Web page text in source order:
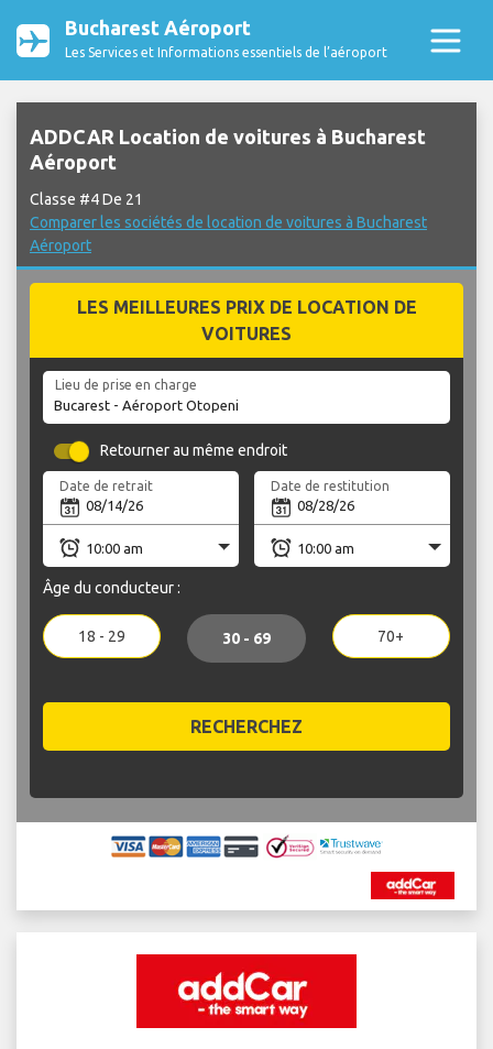
Bucharest Aéroport
Les Services et Informations essentiels de l’aéroport
ADDCAR Location de voitures à Bucharest
Aéroport
Classe #4 De 21
Comparer les sociétés de location de voitures à Bucharest
Aéroport
LES MEILLEURES PRIX DE LOCATION DE
VOITURES
Lieu de prise en charge
Retourner au même endroit
Date de retrait Date de restitution
Âge du conducteur :
18 - 29 30 - 69 70+
RECHERCHEZ